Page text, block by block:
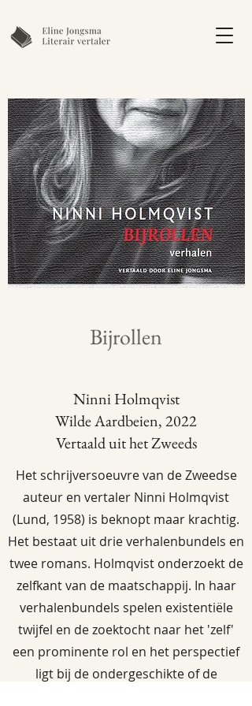
Bijrollen
Ninni Holmqvist
Wilde Aardbeien, 2022
Vertaald uit het Zweeds
Het schrijversoeuvre van de Zweedse
auteur en vertaler Ninni Holmqvist
(Lund, 1958) is beknopt maar krachtig.
Het bestaat uit drie verhalenbundels en
twee romans. Holmqvist onderzoekt de
zelfkant van de maatschappij. In haar
verhalenbundels spelen existentiële
twijfel en de zoektocht naar het 'zelf'
een prominente rol en het perspectief
ligt bij de ondergeschikte of de